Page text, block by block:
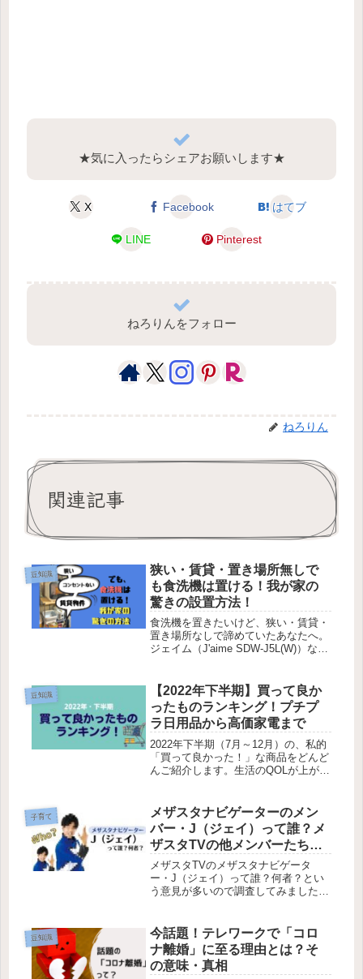
★気に入ったらシェアお願いします★
X Facebook はてブ
LINE Pinterest
ねろりんをフォロー
ねろりん
関連記事
豆知識
狭い・賃貸・置き場所無しで
も食洗機は置ける！我が家の
驚きの設置方法！
食洗機を置きたいけど、狭い・賃貸・
置き場所なしで諦めていたあなたへ。
ジェイム（J'aime SDW-J5L(W)）なら
豆知識
【2022年下半期】買って良か
ったものランキング！プチプ
ラ日用品から高価家電まで
2022年下半期（7月～12月）の、私的
「買って良かった！」な商品をどんど
んご紹介します。生活のQOLが上がる
Amazonプライムデーなどのお得な日
に買い込むことが多いです。
子育て
メザスタナビゲーターのメン
バー・J（ジェイ）って誰？メ
ザスタTVの他メンバーたちも
何者？
メザスタTVのメザスタナビゲータ
ー・J（ジェイ）って誰？何者？とい
う意見が多いので調査してみましたら
豆知識
今話題！テレワークで「コロ
ナ離婚」に至る理由とは？そ
の意味・真相